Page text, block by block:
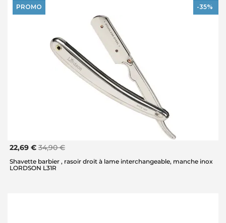
PROMO -35%
22,69 € 34,90 €
Shavette barbier , rasoir droit à lame interchangeable, manche inox
LORDSON L31R